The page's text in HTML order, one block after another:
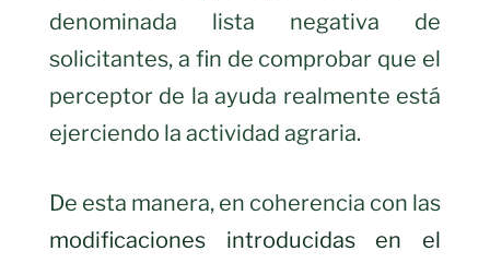
denominada lista negativa de
solicitantes, a fin de comprobar que el
perceptor de la ayuda realmente está
ejerciendo la actividad agraria.
De esta manera, en coherencia con las
modificaciones introducidas en el